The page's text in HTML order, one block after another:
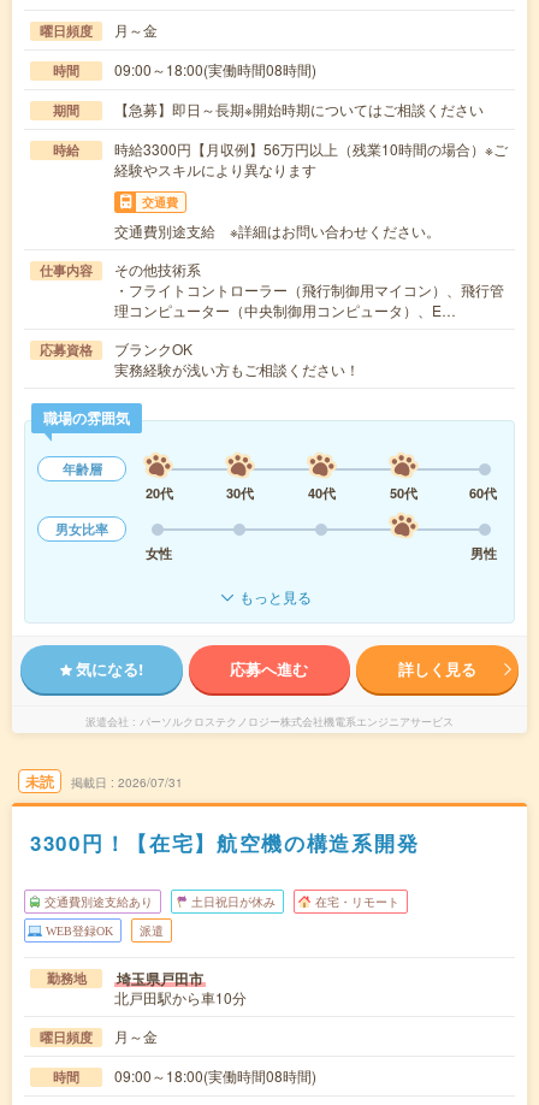
曜日頻度 月～金
時間 09:00～18:00(実働時間08時間)
期間 【急募】即日～長期※開始時期についてはご相談ください
時給
時給3300円【月収例】56万円以上（残業10時間の場合）※ご
経験やスキルにより異なります
交通費
交通費別途支給 ※詳細はお問い合わせください。
仕事内容
その他技術系
・フライトコントローラー（飛行制御用マイコン）、飛行管
理コンピューター（中央制御用コンピュータ）、E…
応募資格
ブランクOK
実務経験が浅い方もご相談ください！
職場の雰囲気
年齢層
20代
30代 40代 50代
60代
男女比率
女性
男性
もっと見る
気になる! 応募へ進む 詳しく見る
派遣会社 パーソルクロステクノロジー株式会社機電系エンジニアサービス
未読 掲載日 2026/07/31
3300円！【在宅】航空機の構造系開発
交通費別途支給あり 土日祝日が休み 在宅・リモート
WEB登録OK 派遣
勤務地 埼玉県戸田市
北戸田駅から車10分
曜日頻度 月～金
時間 09:00～18:00(実働時間08時間)